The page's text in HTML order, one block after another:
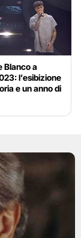
Blanco a
l’esibizione
e un anno di